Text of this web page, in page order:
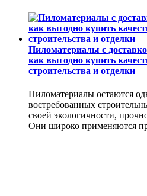
Пиломатериалы с
как выгодно купить
строительства и отделки
Пиломатериалы остаются
востребованных
своей экологичности,
Они широко применяются